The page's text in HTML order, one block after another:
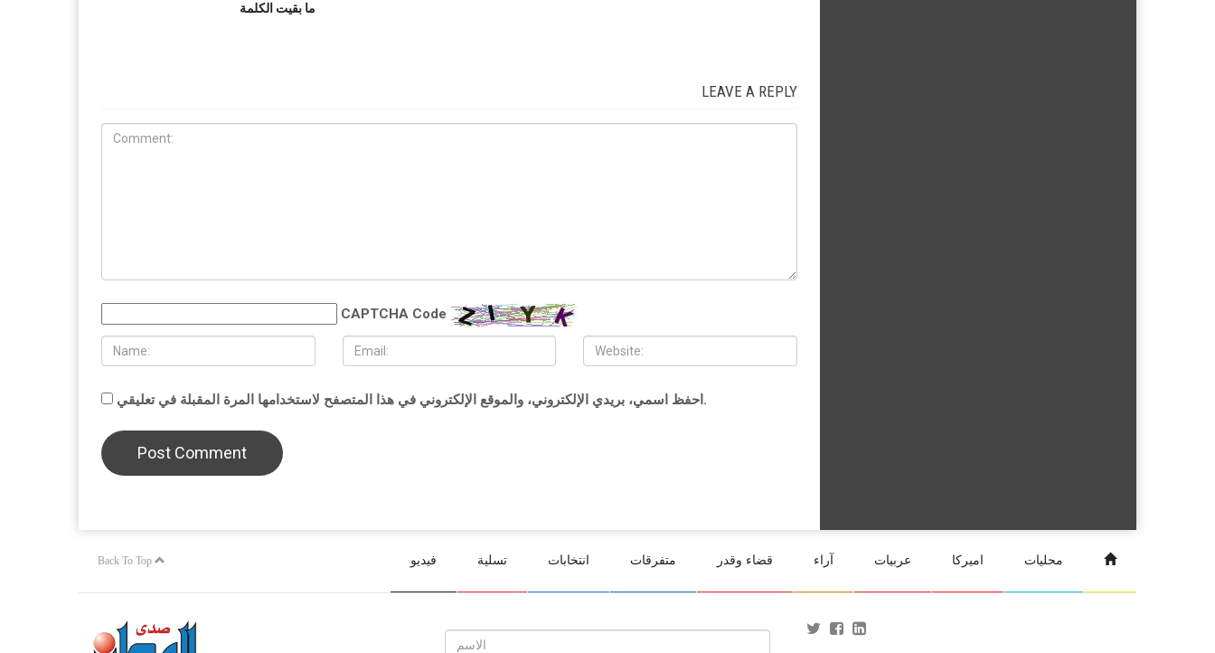
ما بقيت الكلمة
LEAVE A REPLY
CAPTCHA Code
احفظ اسمي، بريدي الإلكتروني، والموقع الإلكتروني في هذا المتصفح لاستخدامها المرة المقبلة في تعليقي.
محليات اميركا عربيات آراء قضاء وقدر متفرقات انتخابات تسلية فيديو Back To Top